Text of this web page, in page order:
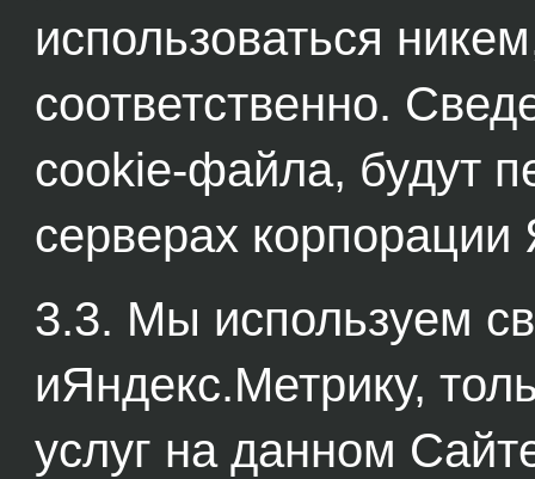
использоваться
соответственно.
cookie-файла, будут
серверах корпорации
3.3. Мы используем
иЯндекс.Метрику,
услуг на данном